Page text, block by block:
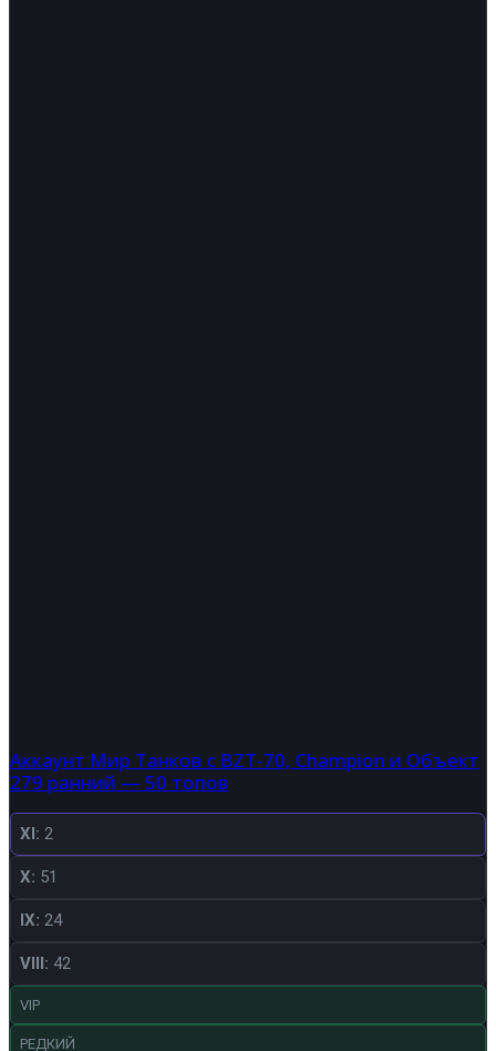
Аккаунт Мир Танков с BZT-70, Champion и Объект
279 ранний — 50 топов
XI: 2
X: 51
IX: 24
VIII: 42
VIP
РЕДКИЙ